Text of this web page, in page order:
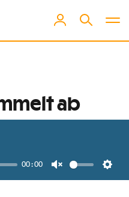
00:00
Unmute
ab
Sonntag, 10.
es laut auf